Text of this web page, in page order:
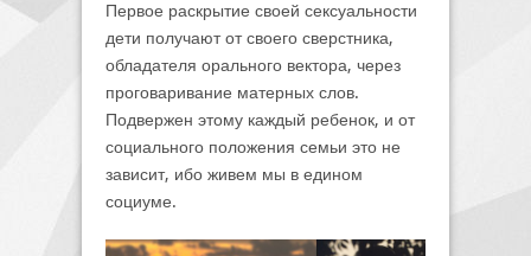
Первое раскрытие своей сексуальности
дети получают от своего сверстника,
обладателя орального вектора, через
проговаривание матерных слов.
Подвержен этому каждый ребенок, и от
социального положения семьи это не
зависит, ибо живем мы в едином
социуме.